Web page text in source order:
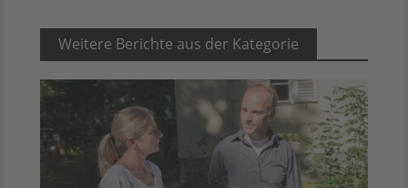
Weitere Berichte aus der Kategorie